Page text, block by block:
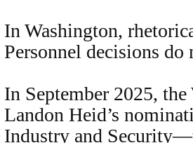
In Washington,
Personnel decisions do
In September 2025,
Landon Heid’s
Industry and